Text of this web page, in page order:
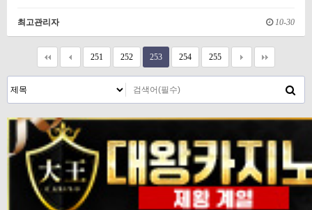
최고관리자 10-30
251 252 253 254 255